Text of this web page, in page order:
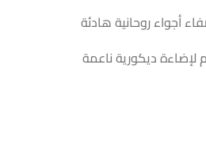
أجواء روحانية هادئة
لإضاءة ديكورية ناعمة